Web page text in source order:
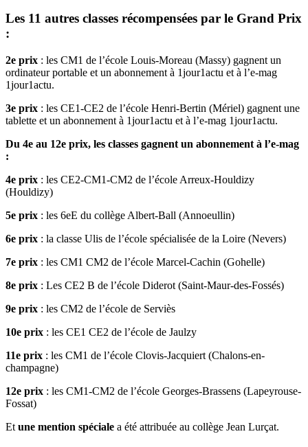
Les 11 autres classes récompensées par le Grand Prix
:
2e prix : les CM1 de l’école Louis-Moreau (Massy) gagnent un
ordinateur portable et un abonnement à 1jour1actu et à l’e-mag
1jour1actu.
3e prix : les CE1-CE2 de l’école Henri-Bertin (Mériel) gagnent une
tablette et un abonnement à 1jour1actu et à l’e-mag 1jour1actu.
Du 4e au 12e prix, les classes gagnent un abonnement à l’e-mag
:
4e prix : les CE2-CM1-CM2 de l’école Arreux-Houldizy
(Houldizy)
5e prix : les 6eE du collège Albert-Ball (Annoeullin)
6e prix : la classe Ulis de l’école spécialisée de la Loire (Nevers)
7e prix : les CM1 CM2 de l’école Marcel-Cachin (Gohelle)
8e prix : Les CE2 B de l’école Diderot (Saint-Maur-des-Fossés)
9e prix : les CM2 de l’école de Serviès
10e prix : les CE1 CE2 de l’école de Jaulzy
11e prix : les CM1 de l’école Clovis-Jacquiert (Chalons-en-
champagne)
12e prix : les CM1-CM2 de l’école Georges-Brassens (Lapeyrouse-
Fossat)
Et une mention spéciale a été attribuée au collège Jean Lurçat.